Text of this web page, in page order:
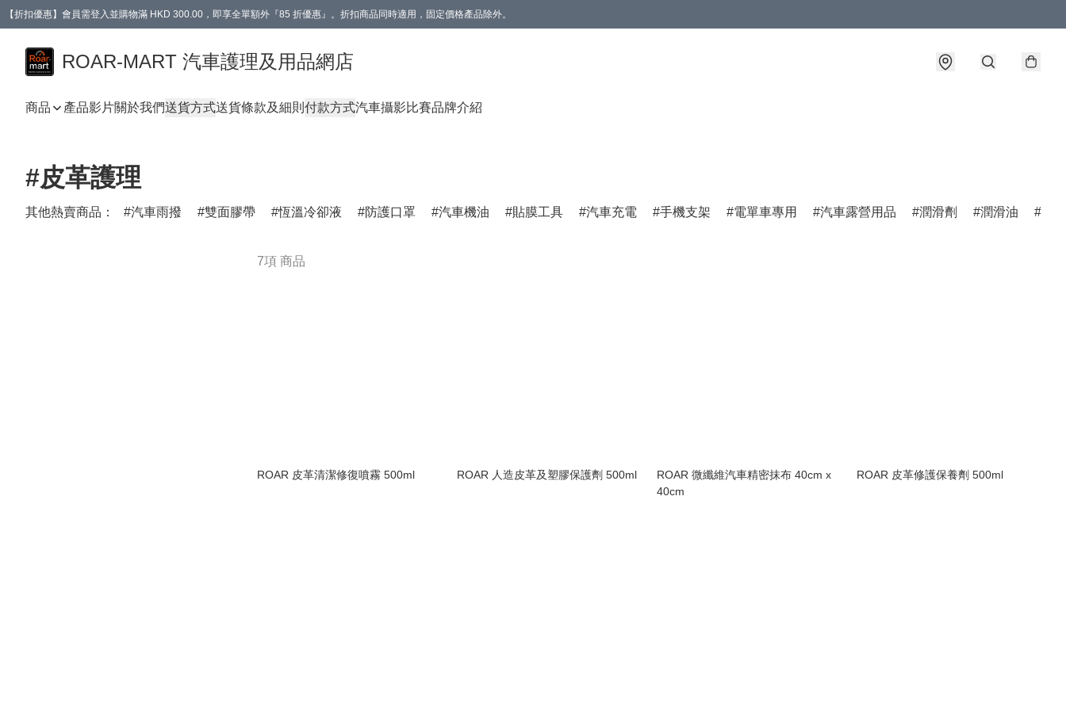
【折扣優惠】會員需登入並購物滿 HKD 300.00，即享全單額外『85 折優惠』。折扣商品同時適用，固定價格產品除外。
ROAR-MART 汽車護理及用品網店
商品 產品影片關於我們送貨方式送貨條款及細則 付款方式汽車攝影比賽品牌介紹
#皮革護理
其他熱賣商品： 汽車雨撥 雙面膠帶 恆溫冷卻液 防護口罩 汽車機油 貼膜工具 汽車充電 手機支架 電單車專用 汽車露營用品 潤滑劑 潤滑油
7項 商品
ROAR 皮革清潔修復噴霧 500ml ROAR 人造皮革及塑膠保護劑 500ml
ROAR 微纖維汽車精密抹布 40cm x
40cm
ROAR 皮革修護保養劑 500ml